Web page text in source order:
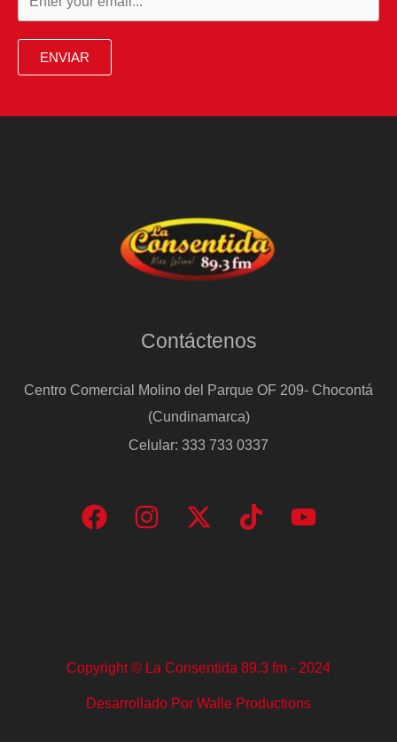
ENVIAR
Contáctenos
Centro Comercial Molino del Parque OF 209- Chocontá
(Cundinamarca)
Celular: 333 733 0337
Copyright © La Consentida 89.3 fm - 2024
Desarrollado Por Walle Productions